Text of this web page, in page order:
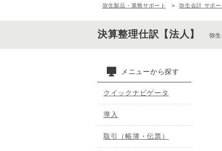
弥生製品・業務サポート 弥生会計 サポー
決算整理仕訳【法人】 弥
メニューから探す
クイックナビゲータ
導入
取引（帳簿・伝票）